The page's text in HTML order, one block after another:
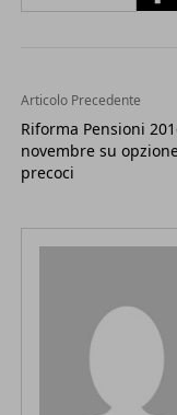
Articolo Precedente
Riforma Pensioni
novembre su
precoci